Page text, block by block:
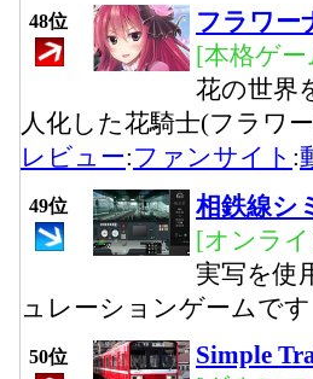
48位
フラワー
[本格ゲ
花の世界
人化した花騎士(フラワ
レビュー:ファンサイト :
49位
相鉄線シ
[オンラ
実写を使
ュレーションゲームです
50位
Simple